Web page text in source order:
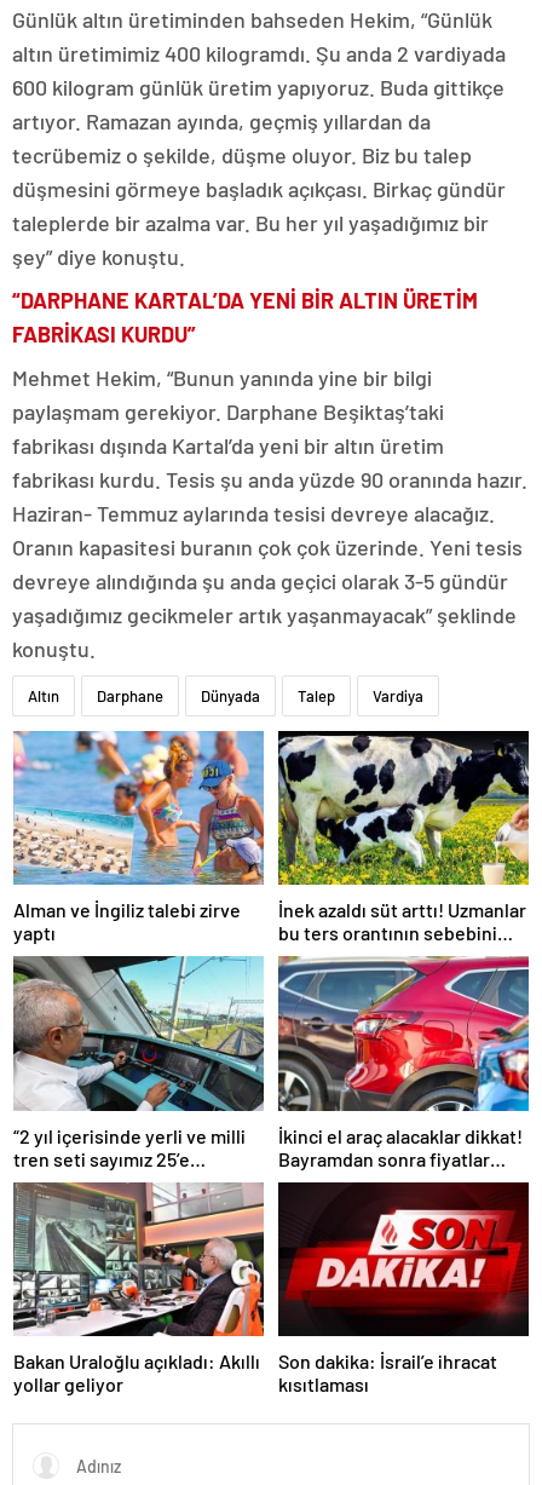
Günlük altın üretiminden bahseden Hekim, “Günlük
altın üretimimiz 400 kilogramdı. Şu anda 2 vardiyada
600 kilogram günlük üretim yapıyoruz. Buda gittikçe
artıyor. Ramazan ayında, geçmiş yıllardan da
tecrübemiz o şekilde, düşme oluyor. Biz bu talep
düşmesini görmeye başladık açıkçası. Birkaç gündür
taleplerde bir azalma var. Bu her yıl yaşadığımız bir
şey” diye konuştu.
“DARPHANE KARTAL’DA YENİ BİR ALTIN ÜRETİM
FABRİKASI KURDU”
Mehmet Hekim, “Bunun yanında yine bir bilgi
paylaşmam gerekiyor. Darphane Beşiktaş’taki
fabrikası dışında Kartal’da yeni bir altın üretim
fabrikası kurdu. Tesis şu anda yüzde 90 oranında hazır.
Haziran- Temmuz aylarında tesisi devreye alacağız.
Oranın kapasitesi buranın çok çok üzerinde. Yeni tesis
devreye alındığında şu anda geçici olarak 3-5 gündür
yaşadığımız gecikmeler artık yaşanmayacak” şeklinde
konuştu.
Altın Darphane Dünyada Talep Vardiya
Alman ve İngiliz talebi zirve
yaptı
İnek azaldı süt arttı! Uzmanlar
bu ters orantının sebebini
açıkladı
“2 yıl içerisinde yerli ve milli
tren seti sayımız 25’e
ulaşacak”
İkinci el araç alacaklar dikkat!
Bayramdan sonra fiyatlar
artacak mı? İşte cevabı…
Bakan Uraloğlu açıkladı: Akıllı
yollar geliyor
Son dakika: İsrail’e ihracat
kısıtlaması